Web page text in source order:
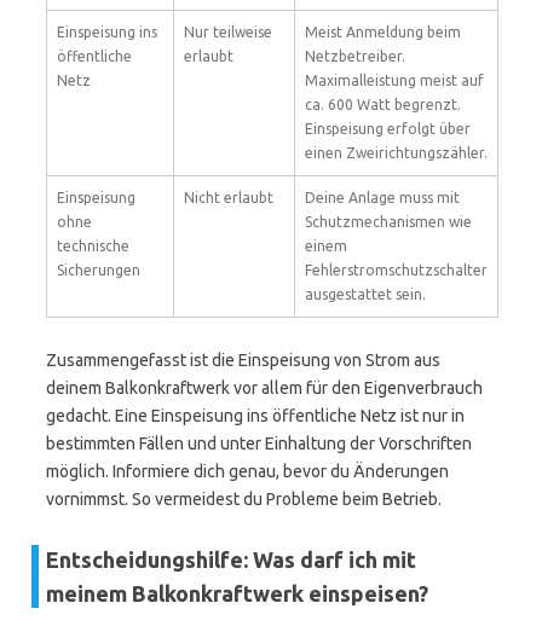
Einspeisung ins
öffentliche
Netz
Nur teilweise
erlaubt
Meist Anmeldung beim
Netzbetreiber.
Maximalleistung meist auf
ca. 600 Watt begrenzt.
Einspeisung erfolgt über
einen Zweirichtungszähler.
Einspeisung
ohne
technische
Sicherungen
Nicht erlaubt
Deine Anlage muss mit
Schutzmechanismen wie
einem
Fehlerstromschutzschalter
ausgestattet sein.
Zusammengefasst ist die Einspeisung von Strom aus
deinem Balkonkraftwerk vor allem für den Eigenverbrauch
gedacht. Eine Einspeisung ins öffentliche Netz ist nur in
bestimmten Fällen und unter Einhaltung der Vorschriften
möglich. Informiere dich genau, bevor du Änderungen
vornimmst. So vermeidest du Probleme beim Betrieb.
Entscheidungshilfe: Was darf ich mit
meinem Balkonkraftwerk einspeisen?